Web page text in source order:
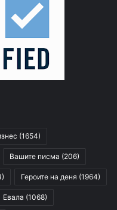
(1654)
Вашите писма (206)
Героите на деня (1964)
Евала (1068)